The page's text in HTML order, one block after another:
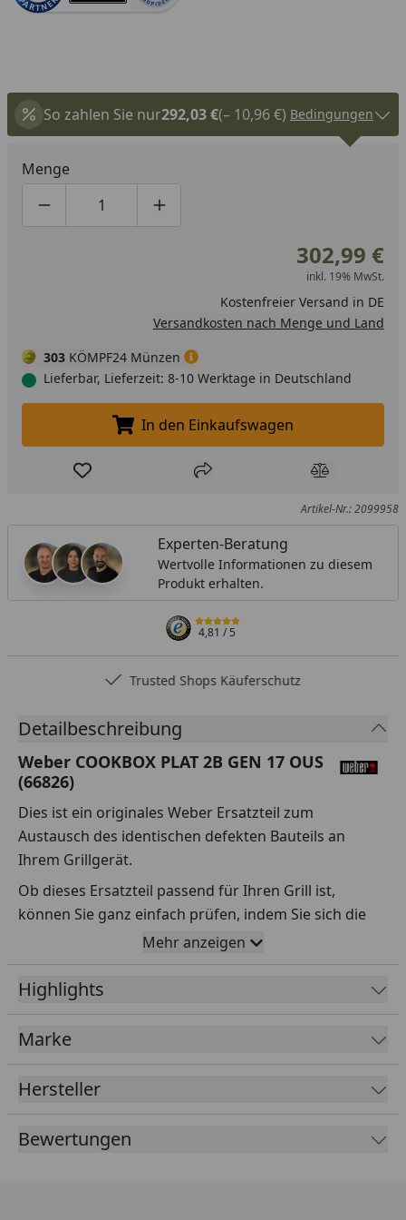
So zahlen Sie nur292,03 €(– 10,96 €) Bedingungen
Menge
Produktmenge um eins verringern
Produktmenge manuell eingeben
Produktmenge um eins erhöhen
302,99 €
inkl. 19% MwSt.
Kostenfreier Versand in DE
Versandkosten nach Menge und Land
303 KÖMPF24 Münzen
Lieferbar, Lieferzeit: 8-10 Werktage in Deutschland
In den Einkaufswagen legen
In den Einkaufswagen
Produkt zur Wunschliste hinzufügen
Teilen Produkt
Artikel-Nr.: 2099958
Experten-Beratung
Wertvolle Informationen zu diesem
Produkt erhalten.
4,81/ 5
Trusted Shops Käuferschutz
Detailbeschreibung
Weber COOKBOX PLAT 2B GEN 17 OUS
(66826)
Dies ist ein originales Weber Ersatzteil zum
Austausch des identischen defekten Bauteils an
Ihrem Grillgerät.
Ob dieses Ersatzteil passend für Ihren Grill ist,
können Sie ganz einfach prüfen, indem Sie sich die
Explosionszeichnung Ihres Grills anschauen und dort
das betreffende Teil heraussuchen.
Über die Seriennummer Ihres Grillgeräts kommen Sie
ganz einfach zur passenden Explosionszeichnung.
Geben Sie dafür die Seriennummer
Sollte Ihnen nicht bekannt sein, wo Sie die
Seriennummer finden, klicken Sie bitteHIER.
Mehr anzeigen
Highlights
Marke
Hersteller
Bewertungen